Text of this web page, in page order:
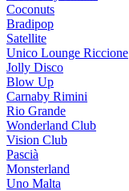
Coconuts
Bradipop
Satellite
Unico Lounge Riccione
Jolly Disco
Blow Up
Carnaby Rimini
Rio Grande
Wonderland Club
Vision Club
Pascià
Monsterland
Uno Malta